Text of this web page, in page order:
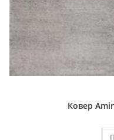
Ковер